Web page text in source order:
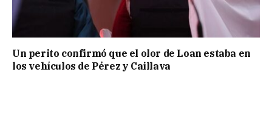
Un perito confirmó que el olor de Loan estaba en
los vehículos de Pérez y Caillava